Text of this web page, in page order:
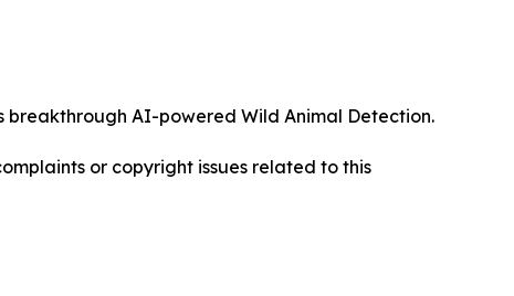
AI-powered Wild Animal Detection.
or copyright issues related to this